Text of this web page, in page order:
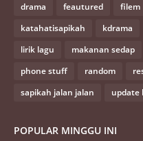
drama
feautured filem
katahatisapikah
kdrama
lirik lagu
makanan sedap
phone stuff
random
sapikah jalan jalan
update
POPULAR MINGGU INI